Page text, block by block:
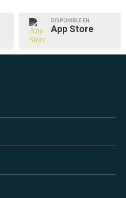
DISPONIBLE EN
App Store